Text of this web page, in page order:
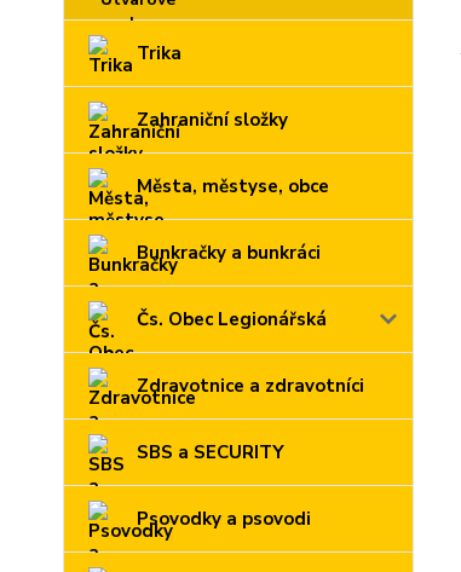
Trika
Zahraniční složky
Města, městyse, obce
Bunkračky a bunkráci
Čs. Obec Legionářská
Zdravotnice a zdravotníci
SBS a SECURITY
Psovodky a psovodi